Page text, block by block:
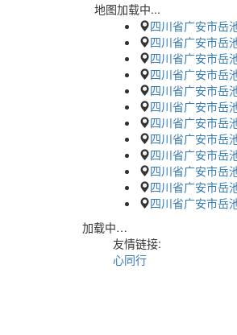
地图加载中...
四川省广安市岳
四川省广安市岳
四川省广安市岳
四川省广安市岳
四川省广安市岳
四川省广安市岳
四川省广安市岳
四川省广安市岳
四川省广安市岳
四川省广安市岳
四川省广安市岳
四川省广安市岳
加载中…
友情链接:
心同行